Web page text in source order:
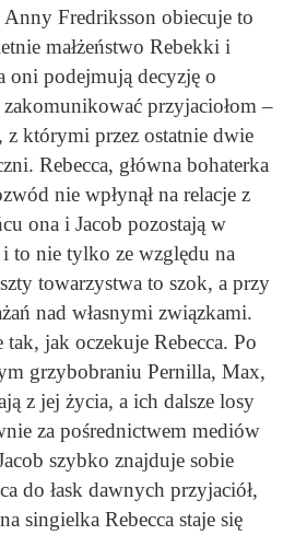
Anny Fredriksson obiecuje to
małżeństwo Rebekki i
oni podejmują decyzję o
przyjaciołom –
z którymi przez ostatnie dwie
Rebecca, główna bohaterka
nie wpłynął na relacje z
ona i Jacob pozostają w
to nie tylko ze względu na
towarzystwa to szok, a przy
nad własnymi związkami.
jak oczekuje Rebecca. Po
grzybobraniu Pernilla, Max,
z jej życia, a ich dalsze losy
za pośrednictwem mediów
szybko znajduje sobie
do łask dawnych przyjaciół,
singielka Rebecca staje się